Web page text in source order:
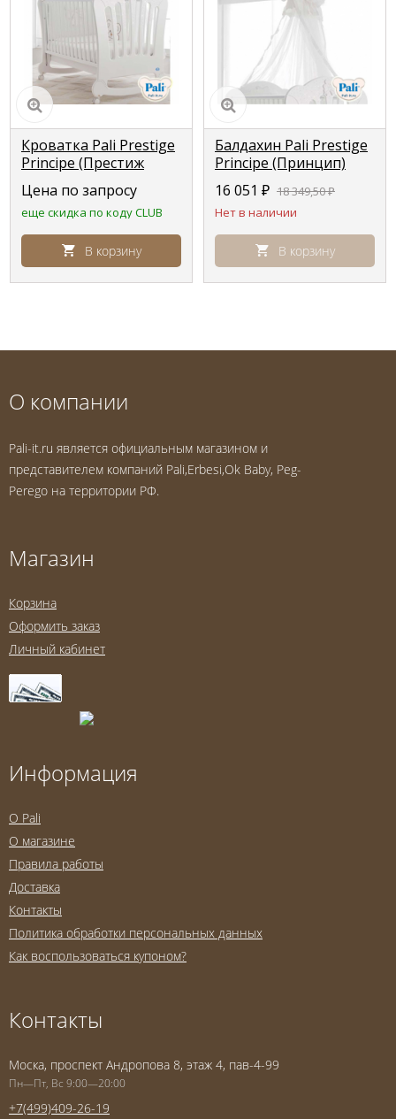
Кроватка Pali Prestige
Principe (Престиж
Принцип) белая (white)
Цена по запросу
еще скидка по коду CLUB
В корзину
Балдахин Pali Prestige
Principe (Принцип)
белый (white )
16 051 ₽ 18 349,50₽
Нет в наличии
В корзину
О компании
Pali-it.ru является официальным магазином и
представителем компаний Pali,Erbesi,Ok Baby, Peg-
Perego на территории РФ.
Магазин
Корзина
Оформить заказ
Личный кабинет
Информация
O Pali
О магазине
Правила работы
Доставка
Контакты
Политика обработки персональных данных
Как воспользоваться купоном?
Контакты
Моска, проспект Андропова 8, этаж 4, пав-4-99
Пн—Пт, Вс 9:00—20:00
+7(499)409-26-19